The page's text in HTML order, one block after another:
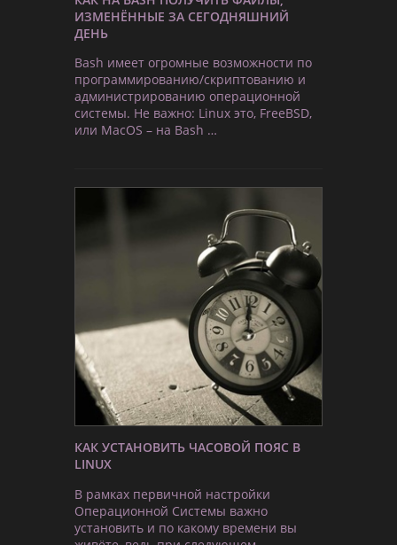
ИЗМЕНЁННЫЕ ЗА СЕГОДНЯШНИЙ
ДЕНЬ
Bash имеет огромные возможности по
программированию/скриптованию и
администрированию операционной
системы. Не важно: Linux это, FreeBSD,
или MacOS – на Bash …
КАК УСТАНОВИТЬ ЧАСОВОЙ ПОЯС В
LINUX
В рамках первичной настройки
Операционной Системы важно
установить и по какому времени вы